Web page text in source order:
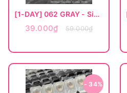
[1-DAY] 062 GRAY - Size to
39.000₫ 59.000₫
- 34%